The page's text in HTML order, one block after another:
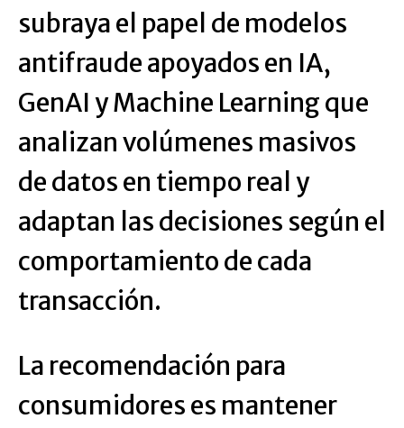
subraya el papel de modelos
antifraude apoyados en IA,
GenAI y Machine Learning que
analizan volúmenes masivos
de datos en tiempo real y
adaptan las decisiones según el
comportamiento de cada
transacción.
La recomendación para
consumidores es mantener